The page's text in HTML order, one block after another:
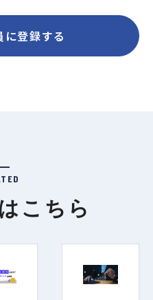
に登録する
こちら